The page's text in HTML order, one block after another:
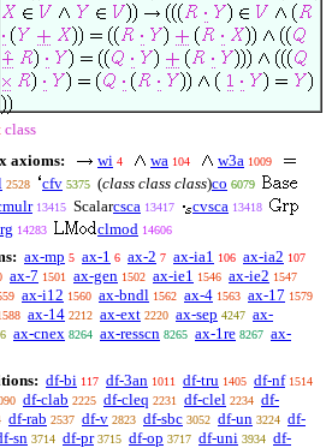
class
axioms:
wi 4 wa 104 w3a 1009
2528 cfv 5375 (class class class)co 6079
13415 Scalarcsca 13417 cvsca 13418
14283 clmod 14606
ax-mp 5 ax-1 6 ax-2 7 ax-ia1 106 ax-ia2 107
ax-7 1501 ax-gen 1502 ax-ie1 1546 ax-ie2 1547
ax-i12 1560 ax-bndl 1562 ax-4 1563 ax-17 1579
ax-14 2212 ax-ext 2220 ax-sep 4247 ax-
ax-cnex 8264 ax-resscn 8265 ax-1re 8267 ax-
df-bi 117 df-3an 1011 df-tru 1405 df-nf 1514
df-clab 2225 df-cleq 2231 df-clel 2234 df-
df-rab 2537 df-v 2823 df-sbc 3052 df-un 3224 df-
sn 3714 df-pr 3715 df-op 3717 df-uni 3934 df-